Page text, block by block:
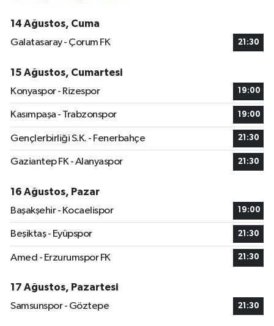
14 Ağustos, Cuma
Galatasaray - Çorum FK
21:30
15 Ağustos, Cumartesi
Konyaspor - Rizespor
19:00
Kasımpaşa - Trabzonspor 19:00
Gençlerbirliği S.K. - Fenerbahçe 21:30
Gaziantep FK - Alanyaspor 21:30
16 Ağustos, Pazar
Başakşehir - Kocaelispor
19:00
Beşiktaş - Eyüpspor 21:30
Amed - Erzurumspor FK 21:30
17 Ağustos, Pazartesi
Samsunspor - Göztepe
21:30